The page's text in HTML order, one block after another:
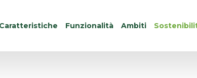
Caratteristiche Funzionalità Ambiti